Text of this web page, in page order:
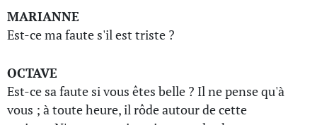
MARIANNE
Est-ce ma faute s'il est triste ?
OCTAVE
Est-ce sa faute si vous êtes belle ? Il ne pense qu'à
vous ; à toute heure, il rôde autour de cette